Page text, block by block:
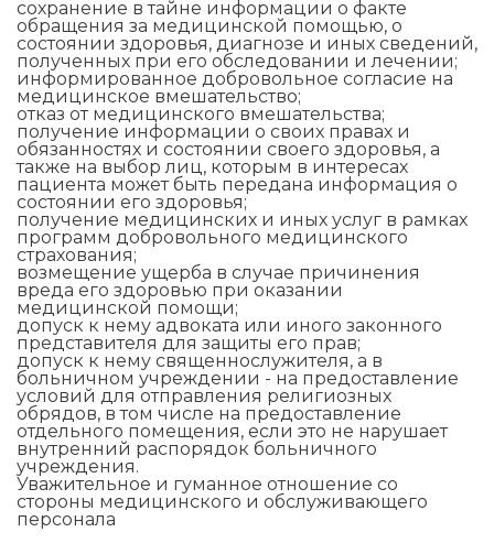
сохранение в тайне информации о факте
обращения за медицинской помощью, о
состоянии здоровья, диагнозе и иных сведений,
полученных при его обследовании и лечении;
информированное добровольное согласие на
медицинское вмешательство;
отказ от медицинского вмешательства;
получение информации о своих правах и
обязанностях и состоянии своего здоровья, а
также на выбор лиц, которым в интересах
пациента может быть передана информация о
состоянии его здоровья;
получение медицинских и иных услуг в рамках
программ добровольного медицинского
страхования;
возмещение ущерба в случае причинения
вреда его здоровью при оказании
медицинской помощи;
допуск к нему адвоката или иного законного
представителя для защиты его прав;
допуск к нему священнослужителя, а в
больничном учреждении - на предоставление
условий для отправления религиозных
обрядов, в том числе на предоставление
отдельного помещения, если это не нарушает
внутренний распорядок больничного
учреждения.
Уважительное и гуманное отношение со
стороны медицинского и обслуживающего
персонала